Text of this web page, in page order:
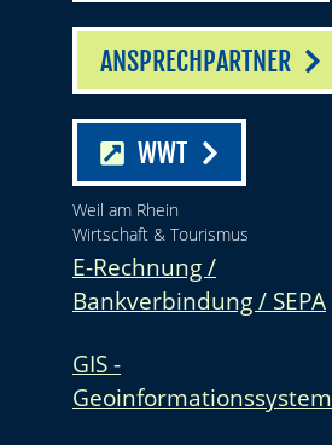
ANSPRECHPARTNER
WWT
Weil am Rhein
Wirtschaft & Tourismus
E-Rechnung /
Bankverbindung / SEPA
GIS -
Geoinformationssystem